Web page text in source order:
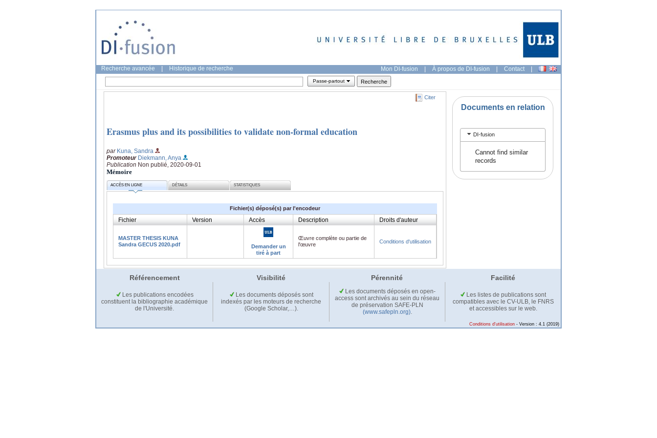
Recherche avancée Historique de recherche Mon DI-fusion | À propos de DI-fusion | Contact |
Passe-partout
Citer
Erasmus plus and its possibilities to validate non-formal education
par Kuna, Sandra
Promoteur Diekmann, Anya
Publication Non publié, 2020-09-01
Mémoire
ACCÈS EN LIGNE DÉTAILS STATISTIQUES
Fichier(s) déposé(s) par l'encodeur
Fichier Version Accès Description Droits d'auteur
MASTER THESIS KUNA
Sandra GECUS 2020.pdf
Demander un
tiré à part
Œuvre complète ou partie de
l'œuvre
Conditions d'utilisation
Documents en relation
DI-fusion
Cannot find similar
records
Référencement Visibilité Pérennité Facilité
Les publications encodées
constituent la bibliographie académique
de l'Université.
Les documents déposés sont
indexés par les moteurs de recherche
(Google Scholar,…).
Les documents déposés en open-
access sont archivés au sein du réseau
de préservation SAFE-PLN
(www.safepln.org).
Les listes de publications sont
compatibles avec le CV-ULB, le FNRS
et accessibles sur le web.
Conditions d'utilisation - Version : 4.1 (2019)